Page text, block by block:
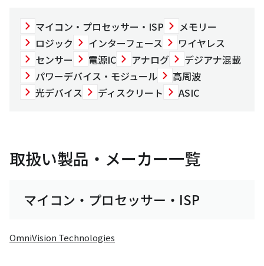
マイコン・プロセッサー・ISP
メモリー
ロジック
インターフェース
ワイヤレス
センサー
電源IC アナログ
デジアナ混載
パワーデバイス・モジュール
高周波
光デバイス
ディスクリート ASIC
取扱い製品・メーカー一覧
マイコン・プロセッサー・ISP
OmniVision Technologies